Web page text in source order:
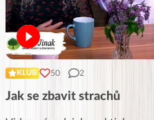
KLUB 50 2
Jak se zbavit strachů